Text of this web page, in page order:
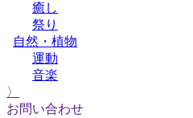
癒し
祭り
自然・植物
運動
音楽
〉
お問い合わせ